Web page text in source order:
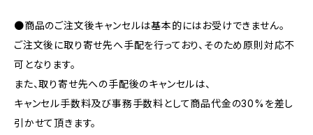
●商品のご注文後キャンセルは基本的にはお受けできません。
ご注文後に取り寄せ先へ手配を行っており、そのため原則対応不
可となります。
また、取り寄せ先への手配後のキャンセルは、
キャンセル手数料及び事務手数料として商品代金の30%を差し
引かせて頂きます。